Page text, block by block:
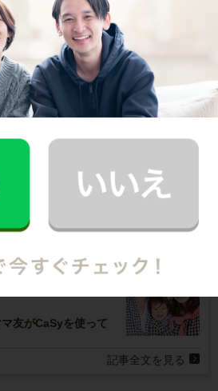
インタビュー
Customer Interview
すことができ、休日が
記事全文を見る
友がCaSyを使って
記事全文を見る